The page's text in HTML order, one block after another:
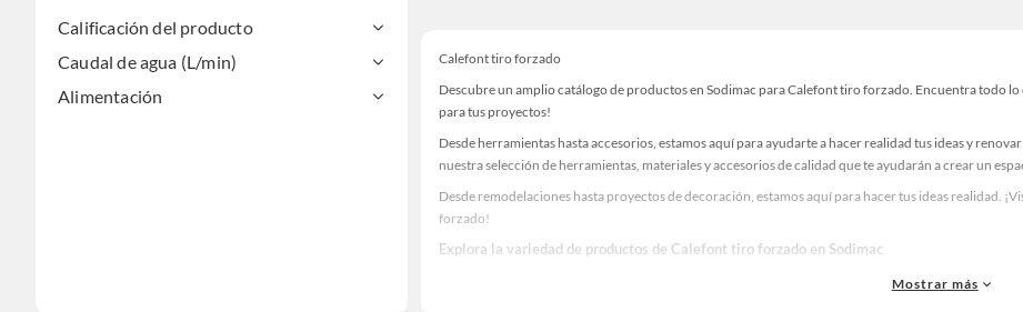
Calificación del producto
Caudal de agua (L/min)
Alimentación
Calefont tiro forzado
Descubre un amplio catálogo de productos en Sodimac para Calefont tiro forzado. Encuentra todo
para tus proyectos!
Desde herramientas hasta accesorios, estamos aquí para ayudarte a hacer realidad tus ideas y
nuestra selección de herramientas, materiales y accesorios de calidad que te ayudarán a crear un
Desde remodelaciones hasta proyectos de decoración, estamos aquí para hacer tus ideas realidad.
forzado!
Explora la variedad de productos de Calefont tiro forzado en Sodimac
Herramientas, materiales y accesorios de calidad para tus proyectos y renovación de espacios.
Mostrar más